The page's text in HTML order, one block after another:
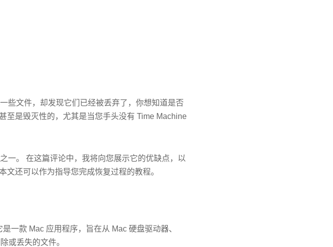
些文件，却发现它们已经被丢弃了，你想知道是否
至是毁灭性的，尤其是当您手头没有 Time Machine
一。 在这篇评论中，我将向您展示它的优缺点，以
还可以作为指导您完成恢复过程的教程。
一款 Mac 应用程序，旨在从 Mac 硬盘驱动器、
或丢失的文件。